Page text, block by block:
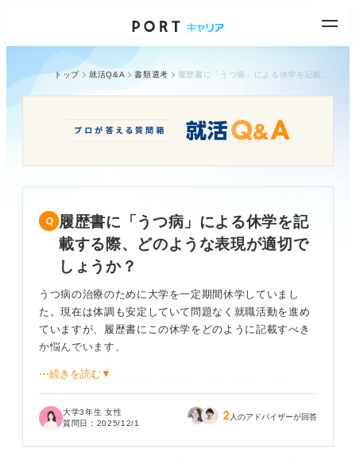
トップ 就活Q&A 書類選考
履歴書に「うつ病」による休学を記
載する際、どのような表現が適切で
しょうか？
うつ病の治療のために大学を一定期間休学していまし
た。現在は体調も安定していて問題なく就職活動を進め
ていますが、履歴書にこの休学をどのように記載すべき
か悩んでいます。
学歴欄に「病気療養のため休学」と書いて良いのか、そ
⋯続きを読む▼
大学3年生 女性
質問日： 2025/12/1 2 人のアドバイザーが回答